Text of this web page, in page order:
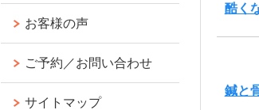
酷く
鍼と
お客様の声
ご予約／お問い合わせ
サイトマップ